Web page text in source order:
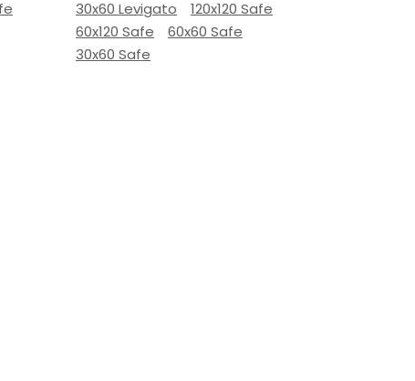
30x60 Levigato
120x120 Safe
60x120 Safe
60x60 Safe
30x60 Safe